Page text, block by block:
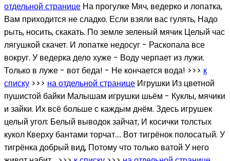
отдельной странице На прогулке Мяч, ведерко и лопатка,
Вам приходится не сладко. Если взяли вас гулять, Надо
рыть, носить, скакать. По земле зеленый мячик Целый час
лягушкой скачет. И лопатке недосуг - Раскопала все
вокруг. У ведерка дело хуже - Воду черпает из лужи.
Только в луже - вот беда! - Не кончается вода! >>> к
списку >>> на отдельной странице Игрушки Из цветной
пушистой байки Малышам игрушки шьём - Куклы, мячики
и зайки. Их всё больше с каждым днём. Здесь игрушек
целый угол: Белый выводок зайчат, И косички толстых
кукол Кверху бантами торчат…. Вот тигрёнок полосатый. У
тигрёнка добрый вид, Потому что только ватой У него